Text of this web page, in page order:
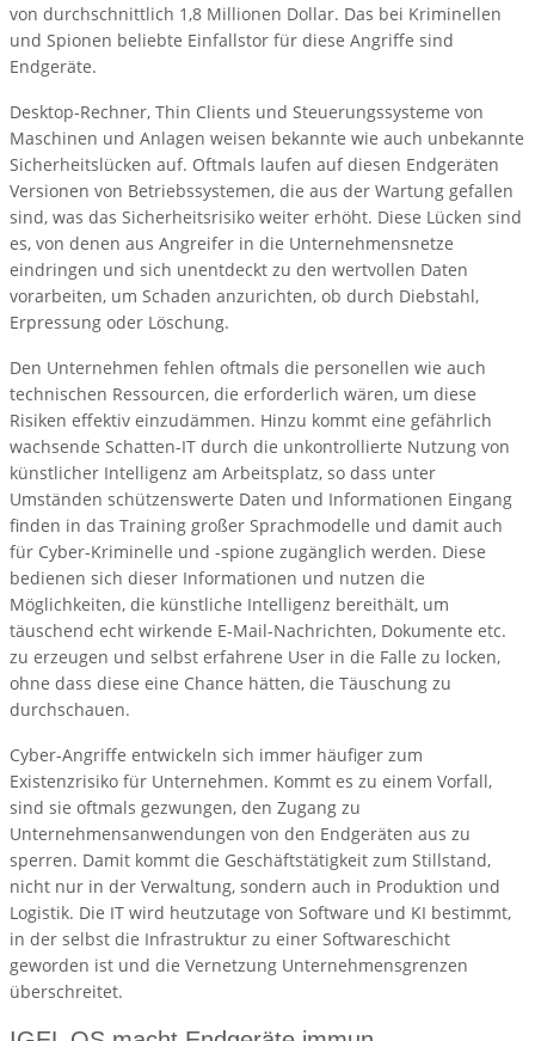
von durchschnittlich 1,8 Millionen Dollar. Das bei Kriminellen
und Spionen beliebte Einfallstor für diese Angriffe sind
Endgeräte.
Desktop-Rechner, Thin Clients und Steuerungssysteme von
Maschinen und Anlagen weisen bekannte wie auch unbekannte
Sicherheitslücken auf. Oftmals laufen auf diesen Endgeräten
Versionen von Betriebssystemen, die aus der Wartung gefallen
sind, was das Sicherheitsrisiko weiter erhöht. Diese Lücken sind
es, von denen aus Angreifer in die Unternehmensnetze
eindringen und sich unentdeckt zu den wertvollen Daten
vorarbeiten, um Schaden anzurichten, ob durch Diebstahl,
Erpressung oder Löschung.
Den Unternehmen fehlen oftmals die personellen wie auch
technischen Ressourcen, die erforderlich wären, um diese
Risiken effektiv einzudämmen. Hinzu kommt eine gefährlich
wachsende Schatten-IT durch die unkontrollierte Nutzung von
künstlicher Intelligenz am Arbeitsplatz, so dass unter
Umständen schützenswerte Daten und Informationen Eingang
finden in das Training großer Sprachmodelle und damit auch
für Cyber-Kriminelle und -spione zugänglich werden. Diese
bedienen sich dieser Informationen und nutzen die
Möglichkeiten, die künstliche Intelligenz bereithält, um
täuschend echt wirkende E-Mail-Nachrichten, Dokumente etc.
zu erzeugen und selbst erfahrene User in die Falle zu locken,
ohne dass diese eine Chance hätten, die Täuschung zu
durchschauen.
Cyber-Angriffe entwickeln sich immer häufiger zum
Existenzrisiko für Unternehmen. Kommt es zu einem Vorfall,
sind sie oftmals gezwungen, den Zugang zu
Unternehmensanwendungen von den Endgeräten aus zu
sperren. Damit kommt die Geschäftstätigkeit zum Stillstand,
nicht nur in der Verwaltung, sondern auch in Produktion und
Logistik. Die IT wird heutzutage von Software und KI bestimmt,
in der selbst die Infrastruktur zu einer Softwareschicht
geworden ist und die Vernetzung Unternehmensgrenzen
überschreitet.